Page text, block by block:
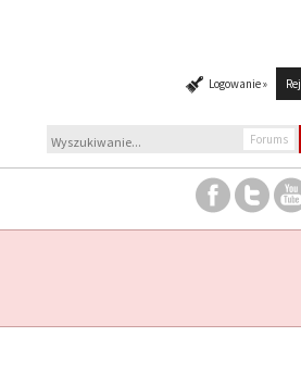
Logowanie »
Forums